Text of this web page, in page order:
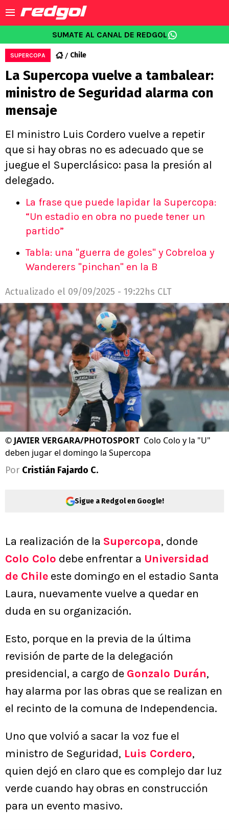
SUMATE AL CANAL DE REDGOL
SUPERCOPA Chile
La Supercopa vuelve a tambalear:
ministro de Seguridad alarma con
mensaje
El ministro Luis Cordero vuelve a repetir
que si hay obras no es adecuado que se
juegue el Superclásico: pasa la presión al
delegado.
La frase que puede lapidar la Supercopa:
“Un estadio en obra no puede tener un
partido”
Tabla: una "guerra de goles" y Cobreloa y
Wanderers "pinchan" en la B
Actualizado el 09/09/2025 - 19:22hs CLT
©JAVIER VERGARA/PHOTOSPORT Colo Colo y la "U"
deben jugar el domingo la Supercopa
Por Cristián Fajardo C.
Sigue a Redgol en Google!
La realización de la Supercopa, donde
Colo Colo debe enfrentar a Universidad
de Chile este domingo en el estadio Santa
Laura, nuevamente vuelve a quedar en
duda en su organización.
Esto, porque en la previa de la última
revisión de parte de la delegación
presidencial, a cargo de Gonzalo Durán,
hay alarma por las obras que se realizan en
el recinto de la comuna de Independencia.
Uno que volvió a sacar la voz fue el
ministro de Seguridad, Luis Cordero,
quien dejó en claro que es complejo dar luz
verde cuando hay obras en construcción
para un evento masivo.